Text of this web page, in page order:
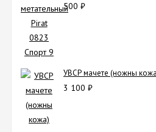
500 ₽
УВСР мачете (ножны
3 100 ₽